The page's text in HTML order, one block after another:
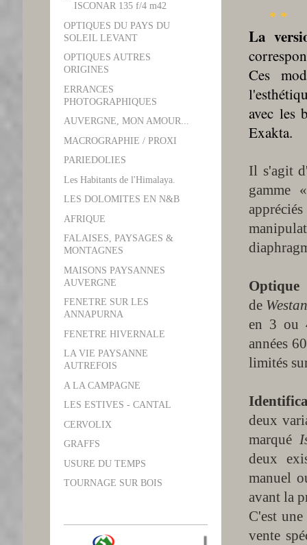
* *
La
Ces
avec les
Exakta.
Il s'agit
gamme
de
en 3 ou
années
limités
deux
marqué
deux
manuel
avant la
C'est
vente
ISCONAR 135 f/4 m42
OPTIQUES DU PAYS DU
SOLEIL LEVANT
OPTIQUES AUTRES
ORIGINES
ERRANCES
PHOTOGRAPHIQUES
AUVERGNE, MON AMOUR...
MACROGRAPHIE / PROXI
PARIEDOLIES
Les Habitants de l'Himalaya.
LES DOLOMITES EN N&B
AFRIQUE
FALAISES, PAYSAGES &
MONTAGNES
MAISONS PAYSANNES
AUVERGNE
FENETRE SUR LES
ANNAPURNA
FENETRE HIVERNALE
LA VIE PAYSANNE
AUTREFOIS
A LA CAMPAGNE
LES ESTIVES - CANTAL
CERVOLIX
GRAFFS
USURE DU TEMPS
TOURNAGE SUR BOIS